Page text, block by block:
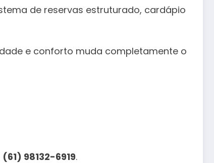
de reservas estruturado, cardápio
e conforto muda completamente o
(61) 98132-6919.